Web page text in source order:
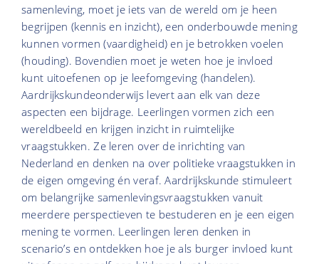
samenleving, moet je iets van de wereld om je heen
begrijpen (kennis en inzicht), een onderbouwde mening
kunnen vormen (vaardigheid) en je betrokken voelen
(houding). Bovendien moet je weten hoe je invloed
kunt uitoefenen op je leefomgeving (handelen).
Aardrijkskundeonderwijs levert aan elk van deze
aspecten een bijdrage. Leerlingen vormen zich een
wereldbeeld en krijgen inzicht in ruimtelijke
vraagstukken. Ze leren over de inrichting van
Nederland en denken na over politieke vraagstukken in
de eigen omgeving én veraf. Aardrijkskunde stimuleert
om belangrijke samenlevingsvraagstukken vanuit
meerdere perspectieven te bestuderen en je een eigen
mening te vormen. Leerlingen leren denken in
scenario’s en ontdekken hoe je als burger invloed kunt